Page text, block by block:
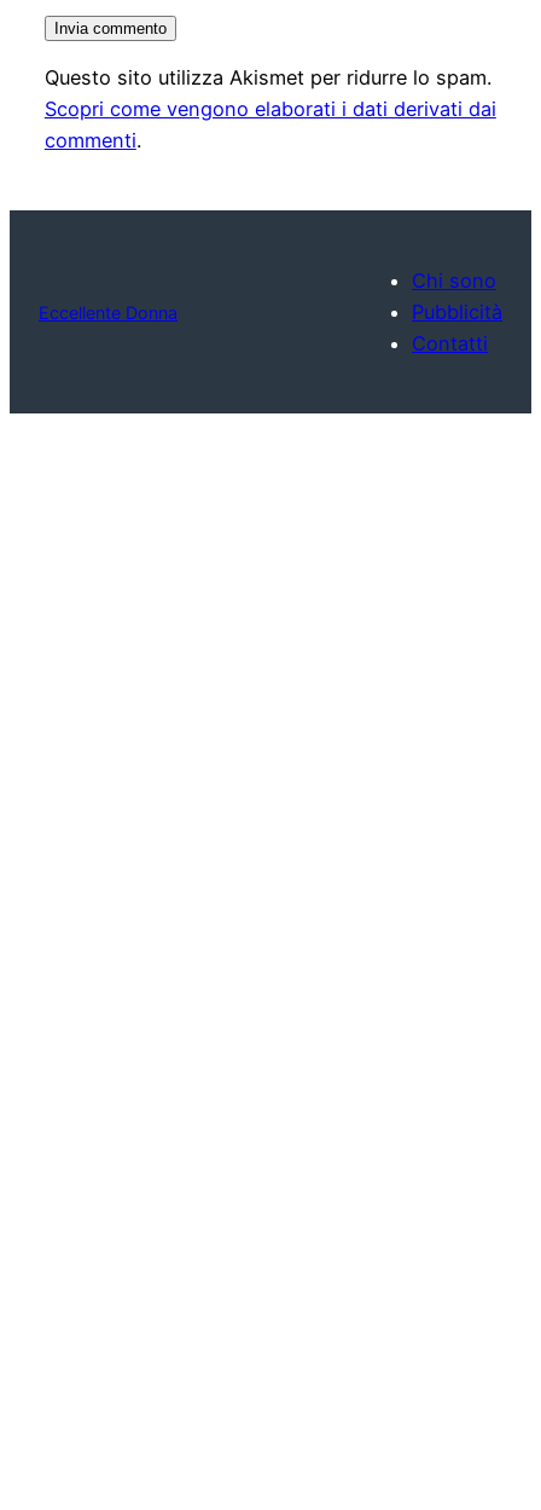
Questo sito utilizza Akismet per ridurre lo spam.
Scopri come vengono elaborati i dati derivati dai
commenti.
Eccellente Donna
Chi sono
Pubblicità
Contatti